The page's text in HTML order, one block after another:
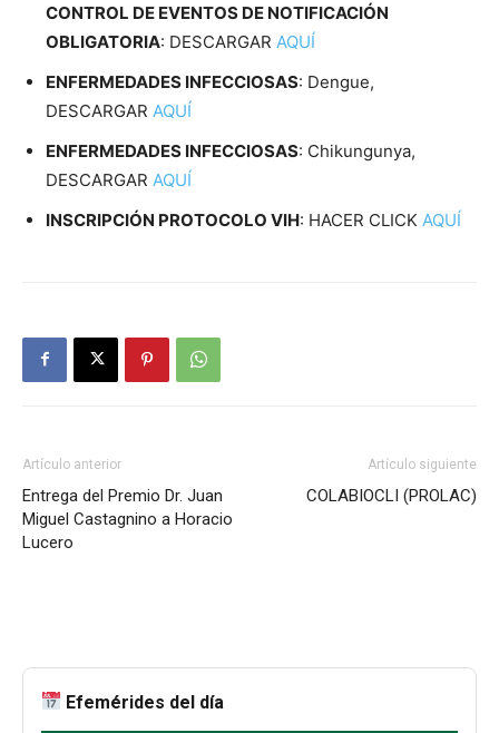
CONTROL DE EVENTOS DE NOTIFICACIÓN
OBLIGATORIA: DESCARGAR AQUÍ
ENFERMEDADES INFECCIOSAS: Dengue,
DESCARGAR AQUÍ
ENFERMEDADES INFECCIOSAS: Chikungunya,
DESCARGAR AQUÍ
INSCRIPCIÓN PROTOCOLO VIH: HACER CLICK AQUÍ
Artículo anterior
Entrega del Premio Dr. Juan
Miguel Castagnino a Horacio
Lucero
Artículo siguiente
COLABIOCLI (PROLAC)
Efemérides del día